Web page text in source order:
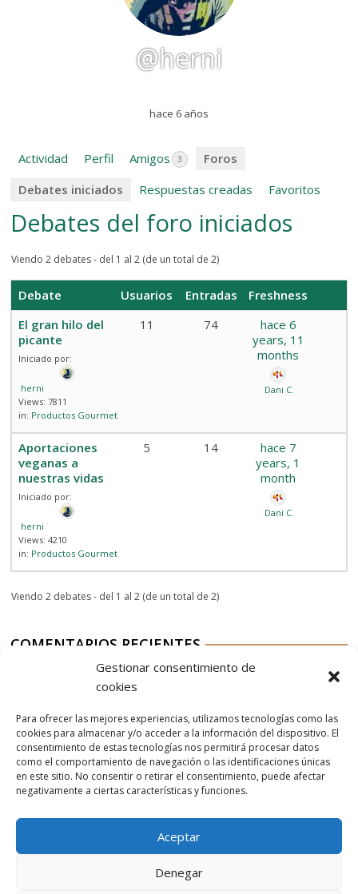
Gestionar consentimiento de
cookies
Para ofrecer las mejores experiencias, utilizamos tecnologías como las
cookies para almacenar y/o acceder a la información del dispositivo. El
consentimiento de estas tecnologías nos permitirá procesar datos
como el comportamiento de navegación o las identificaciones únicas
en este sitio. No consentir o retirar el consentimiento, puede afectar
negativamente a ciertas características y funciones.
Aceptar
Denegar
@herni
hace 6 años
Actividad Perfil Amigos 3
Foros
Debates iniciados
Respuestas creadas Favoritos
Debates del foro iniciados
Viendo 2 debates - del 1 al 2 (de un total de 2)
Debate Usuarios Entradas
Freshness
El gran hilo del
picante
Iniciado por:
herni
Views: 7811
in: Productos Gourmet
11 74
hace 6
years, 11
months
Dani C.
Aportaciones
veganas a
nuestras vidas
Iniciado por:
herni
Views: 4210
in: Productos Gourmet
5 14
hace 7
years, 1
month
Dani C.
Viendo 2 debates - del 1 al 2 (de un total de 2)
COMENTARIOS RECIENTES
Nordés Vermouth Rojo
Aurelio G-MenNordés Vermouth Rojo
AitorenNordés Vermouth Rojo
Aurelio G-M en Nordés Vermouth Rojo